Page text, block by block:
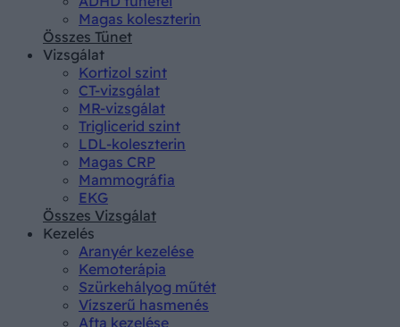
Magas koleszterin
Összes Tünet
Vizsgálat
Kortizol szint
CT-vizsgálat
MR-vizsgálat
Triglicerid szint
LDL-koleszterin
Magas CRP
Mammográfia
EKG
Összes Vizsgálat
Kezelés
Aranyér kezelése
Kemoterápia
Szürkehályog műtét
Vízszerű hasmenés
Afta kezelése